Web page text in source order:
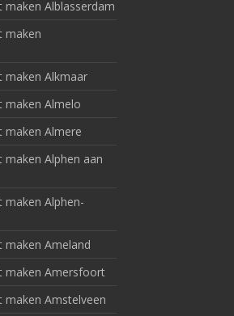
maken Alblasserdam
maken
maken Alkmaar
maken Almelo
maken Almere
maken Alphen aan
maken Alphen-
maken Ameland
maken Amersfoort
maken Amstelveen